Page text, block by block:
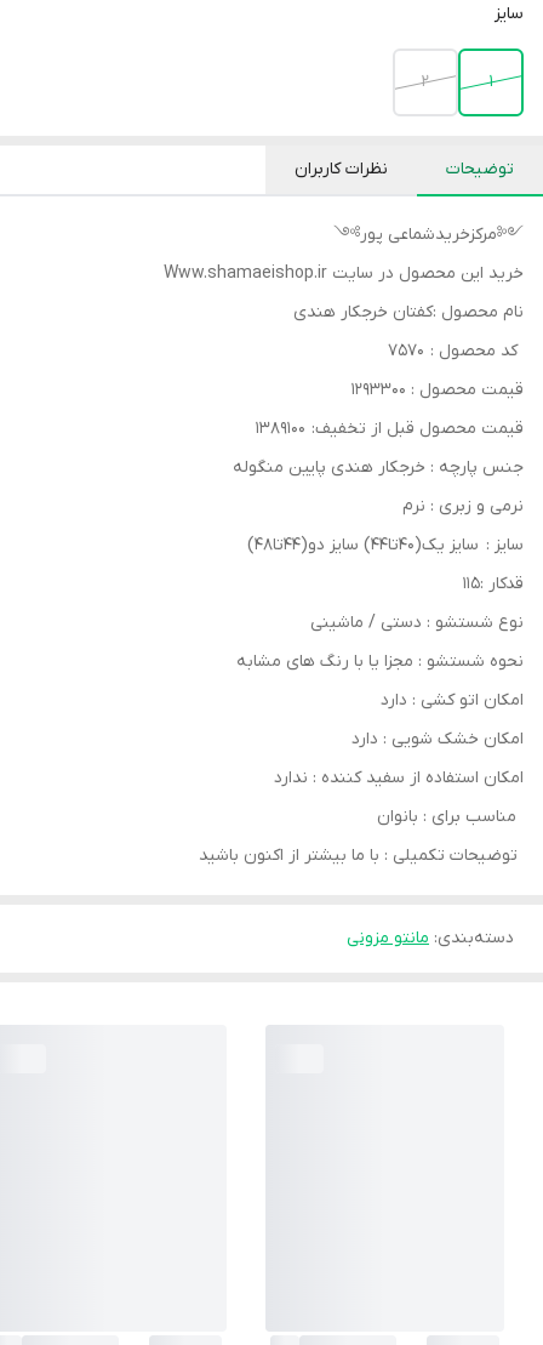
سایز
۱ ۲
توضیحات نظرات کاربران
༺مرکزخریدشماعی پور༻
خرید این محصول در سایت Www.shamaeishop.ir
نام محصول :کفتان خرجکار هندی
کد محصول : ۷۵۷۰
قیمت محصول : ۱۲۹۳۳۰۰
قیمت محصول قبل از تخفیف: ۱۳۸۹۱۰۰
جنس پارچه : خرجکار هندی پایین منگوله
نرمی و زبری : نرم
سایز : سایز یک(۴۰تا۴۴) سایز دو(۴۴تا۴۸)
قدکار :۱۱۵
نوع شستشو : دستی / ماشینی
نحوه شستشو : مجزا یا با رنگ های مشابه
امکان اتو کشی : دارد
امکان خشک‌ شویی : دارد
امکان استفاده از سفید کننده : ندارد
مناسب برای : بانوان
توضیحات تکمیلی : با ما بیشتر از اکنون باشید
دسته‌بندی: مانتو مزونی